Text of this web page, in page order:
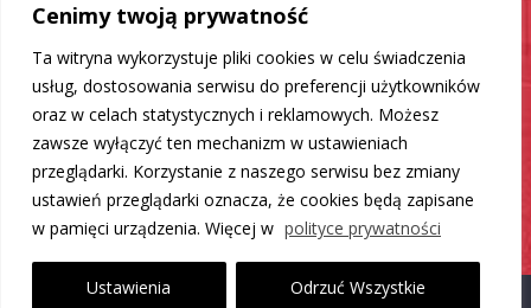
Cenimy twoją prywatność
Ta witryna wykorzystuje pliki cookies w celu świadczenia
usług, dostosowania serwisu do preferencji użytkowników
oraz w celach statystycznych i reklamowych. Możesz
zawsze wyłączyć ten mechanizm w ustawieniach
przeglądarki. Korzystanie z naszego serwisu bez zmiany
ustawień przeglądarki oznacza, że cookies będą zapisane
w pamięci urządzenia. Więcej w polityce prywatności
Ustawienia Odrzuć Wszystkie
Samochód jak nowy
Mamy dla Ciebie rozwiązanie
DO LISTY PRODUKTÓW